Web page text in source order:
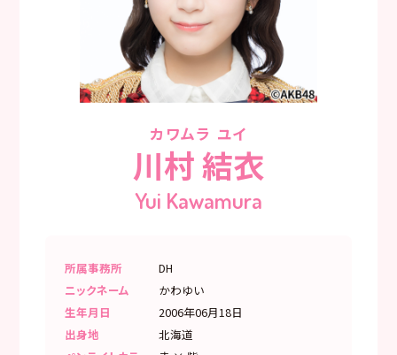
カワムラ ユイ
川村 結衣
Yui Kawamura
所属事務所
DH
ニックネーム
かわゆい
生年月日
2006年06月18日
出身地
北海道